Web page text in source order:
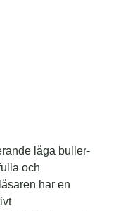
låga buller-
och
har en